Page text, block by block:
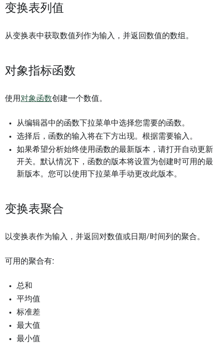
变换表列值
从变换表中获取数值列作为输入，并返回数值的数组。
对象指标函数
使用 对象函数创建一个数值。
从编辑器中的函数下拉菜单中选择您需要的函数。
选择后，函数的输入将在下方出现。根据需要输入。
如果希望分析始终使用函数的最新版本，请打开自动更新
开关。默认情况下，函数的版本将设置为创建时可用的最
新版本。您可以使用下拉菜单手动更改此版本。
变换表聚合
以变换表作为输入，并返回对数值或日期/时间列的聚合。
可用的聚合有:
总和
平均值
标准差
最大值
最小值